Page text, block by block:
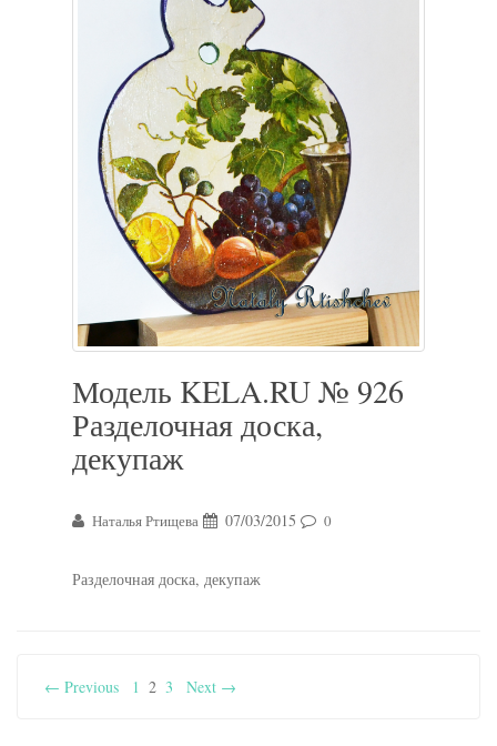
Модель KELA.RU № 926
Разделочная доска,
декупаж
Наталья Ртищева 07/03/2015 0
Разделочная доска, декупаж
← Previous 1 2 3 Next →